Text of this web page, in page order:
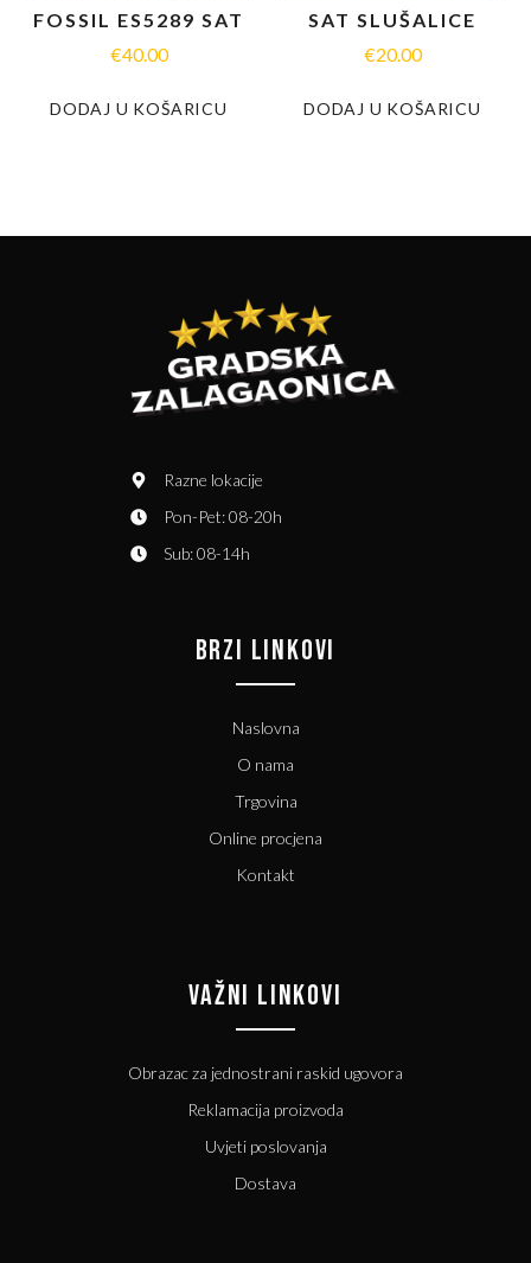
FOSSIL ES5289 SAT
€40.00
DODAJ U KOŠARICU
SAT SLUŠALICE
€20.00
DODAJ U KOŠARICU
Razne lokacije
Pon-Pet: 08-20h
Sub: 08-14h
BRZI LINKOVI
Naslovna
O nama
Trgovina
Online procjena
Kontakt
VAŽNI LINKOVI
Obrazac za jednostrani raskid ugovora
Reklamacija proizvoda
Uvjeti poslovanja
Dostava